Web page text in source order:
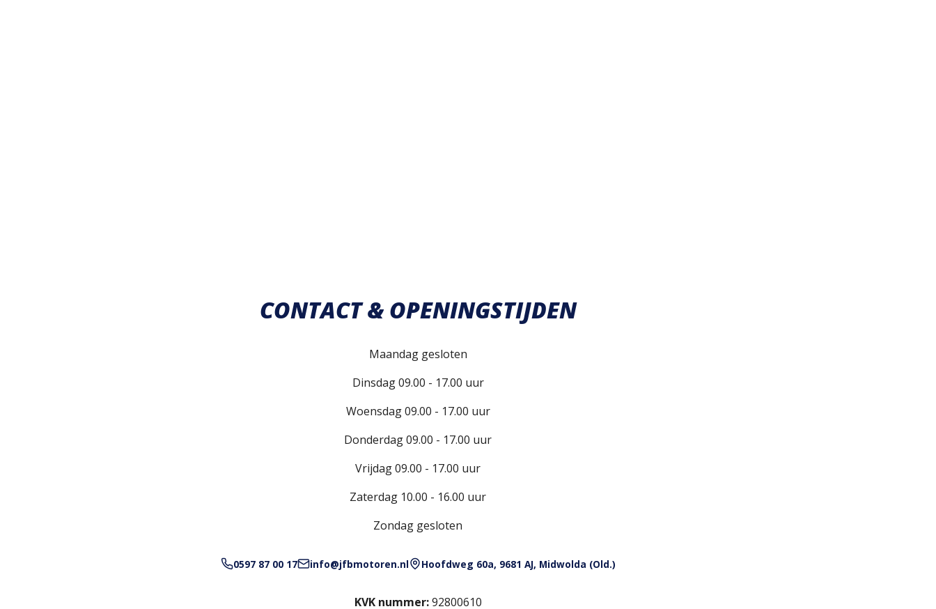
CONTACT & OPENINGSTIJDEN
Maandag gesloten
Dinsdag 09.00 - 17.00 uur
Woensdag 09.00 - 17.00 uur
Donderdag 09.00 - 17.00 uur
Vrijdag 09.00 - 17.00 uur
Zaterdag 10.00 - 16.00 uur
Zondag gesloten
0597 87 00 17 info@jfbmotoren.nl Hoofdweg 60a, 9681 AJ, Midwolda (Old.)
KVK nummer:92800610